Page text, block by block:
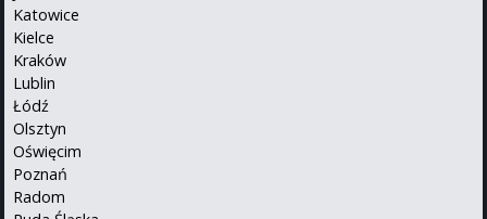
Katowice
Kielce
Kraków
Lublin
Łódź
Olsztyn
Oświęcim
Poznań
Radom